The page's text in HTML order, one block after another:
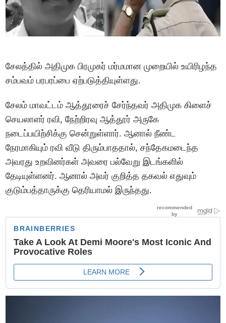
சேலத்தில் அதிமுக பிரமுகர் மர்மமான முறையில் உயிரிழந்த
சம்பவம் பரபரப்பை ஏற்படுத்தியுள்ளது.
சேலம் மாவட்டம் ஆத்தூரைச் சேர்ந்தவர் அதிமுக கிளைச்
செயலாளர் ரவி, நேற்றிரவு ஆத்தூர் அருகே
நடைப்பயிற்சிக்கு சென்றுள்ளார். ஆனால் நீண்ட
நேரமாகியும் ரவி வீடு திரும்பாததால், சந்தேகமடைந்த
அவரது உறவினர்கள் அவரை பல்வேறு இடங்களில்
தேடியுள்ளனர். ஆனால் அவர் குறித்த தகவல் எதுவும்
குடும்பத்தாருக்கு தெரியாமல் இருந்தது.